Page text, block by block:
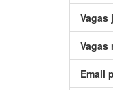
Vagas
Vagas
Email